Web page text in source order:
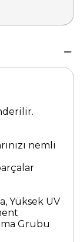
nemli
Yüksek UV
Grubu